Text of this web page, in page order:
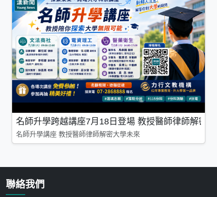
名師升學跨越講座7月18日登場 教授醫師律師解密
名師升學講座 教授醫師律師解密大學未來
聯絡我們